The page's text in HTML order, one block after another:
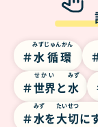
水循環
みずじゅんかん
世界
せかい
と水
みず
水
みず
を大切
たいせつ
に